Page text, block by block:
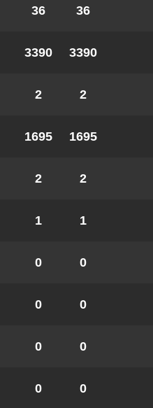
36
36
3390
3390
2
2
1695
1695
2
2
1
1
0
0
0
0
0
0
0
0